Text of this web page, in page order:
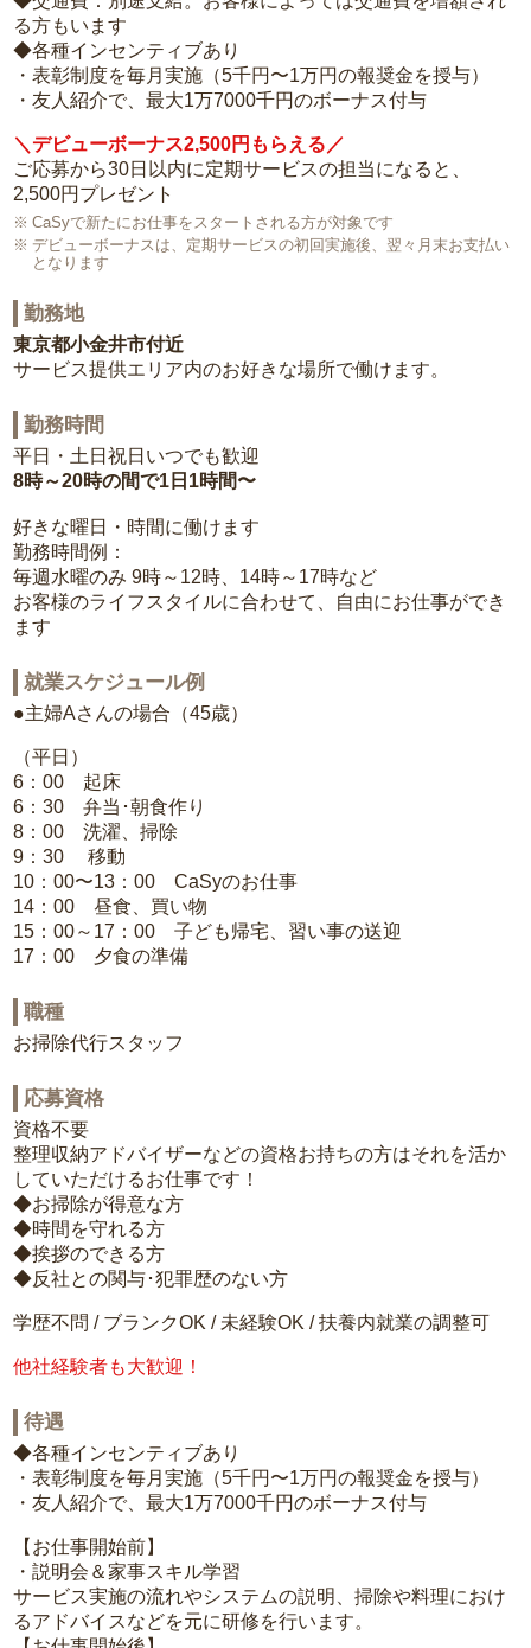
る方もいます
◆各種インセンティブあり
・表彰制度を毎月実施（5千円〜1万円の報奨金を授与）
・友人紹介で、最大1万7000千円のボーナス付与
＼デビューボーナス2,500円もらえる／
ご応募から30日以内に定期サービスの担当になると、
2,500円プレゼント
CaSyで新たにお仕事をスタートされる方が対象です
デビューボーナスは、定期サービスの初回実施後、翌々月末お支払い
となります
勤務地
東京都小金井市付近
サービス提供エリア内のお好きな場所で働けます。
勤務時間
平日・土日祝日いつでも歓迎
8時～20時の間で1日1時間〜
好きな曜日・時間に働けます
勤務時間例：
毎週水曜のみ 9時～12時、14時～17時など
お客様のライフスタイルに合わせて、自由にお仕事ができ
ます
就業スケジュール例
●主婦Aさんの場合（45歳）
（平日）
6：00 起床
6：30 弁当･朝食作り
8：00 洗濯、掃除
9：30 移動
10：00〜13：00 CaSyのお仕事
14：00 昼食、買い物
15：00～17：00 子ども帰宅、習い事の送迎
17：00 夕食の準備
職種
お掃除代行スタッフ
応募資格
資格不要
整理収納アドバイザーなどの資格お持ちの方はそれを活か
していただけるお仕事です！
◆お掃除が得意な方
◆時間を守れる方
◆挨拶のできる方
◆反社との関与･犯罪歴のない方
学歴不問 / ブランクOK / 未経験OK / 扶養内就業の調整可
他社経験者も大歓迎！
待遇
◆各種インセンティブあり
・表彰制度を毎月実施（5千円〜1万円の報奨金を授与）
・友人紹介で、最大1万7000千円のボーナス付与
【お仕事開始前】
・説明会＆家事スキル学習
サービス実施の流れやシステムの説明、掃除や料理におけ
るアドバイスなどを元に研修を行います。